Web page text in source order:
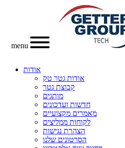
menu
אודות
אודות גטר טק
קבוצת גטר
מותגים
חדשות ועדכונים
מאמרים מקצועיים
לקוחות ממליצים
הצהרת נגישות
הסרטונים שלנו